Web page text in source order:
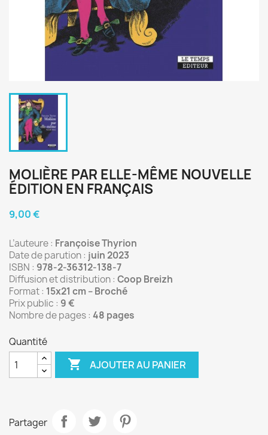
MOLIÈRE PAR ELLE-MÊME NOUVELLE
ÉDITION EN FRANÇAIS
9,00 €
L’auteure : Françoise Thyrion
Date de parution : juin 2023
ISBN : 978-2-36312-138-7
Diffusion et distribution : Coop Breizh
Format : 15x21 cm – Broché
Prix public : 9 €
Nombre de pages : 48 pages
Quantité
 AJOUTER AU PANIER
Partager